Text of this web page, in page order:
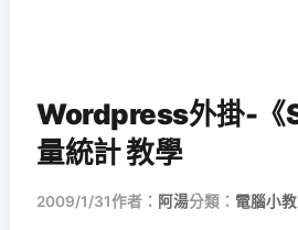
Wordpress外掛-《
量統計 教學
2009/1/31作者： 阿湯分類： 電腦小